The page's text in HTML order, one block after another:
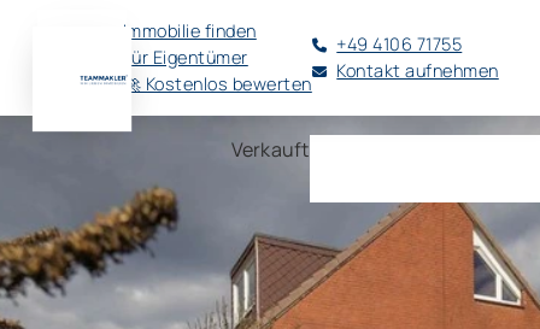
Immobilie finden
Für Eigentümer
🚀 Kostenlos bewerten
+49 4106 71755
Kontakt aufnehmen
Verkauft